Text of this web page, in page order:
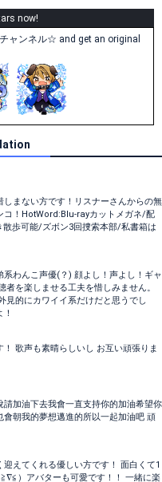
now!
ャンネル☆ and get an original
まない方です！リスナーさんからの無
コ！HotWord:Blu-rayカットメガネ/配
歩可能/ズボン3回捜索本部/私書箱は
わんこ声優(？) 顔よし！声よし！ギャ
を楽しませる工夫を惜しみません。
見的にカワイイ系だけだと思うでし
歌声も素晴らしいし お互い頑張りま
加油下去我會一直支持你的加油希望你
朝我的夢想邁進的所以一起加油吧 頑
えてくれる優しい方です！ 面白くて1
）アバターも可愛です！！ 一緒に楽